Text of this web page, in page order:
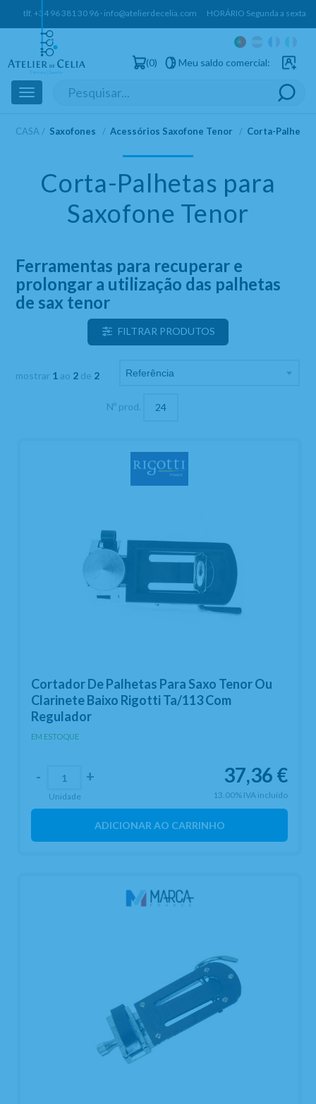
tlf.+34 96 381 30 96 · info@atelierdecelia.com HORÁRIO Segunda a sexta:
0 Meu saldo comercial:
Toggle
navigation
CASA Saxofones Acessórios Saxofone Tenor Corta-
Corta-Palhetas para
Saxofone Tenor
Ferramentas para recuperar e
prolongar a utilização das palhetas
de sax tenor
FILTRAR PRODUTOS
mostrar 1ao 2 de 2
Nº prod.
Cortador De Palhetas Para Saxo Tenor Ou
Clarinete Baixo Rigotti Ta/113 Com
Regulador
EM ESTOQUE
37,36 €
13.00% IVA incluído
- +
Unidade
ADICIONAR AO CARRINHO